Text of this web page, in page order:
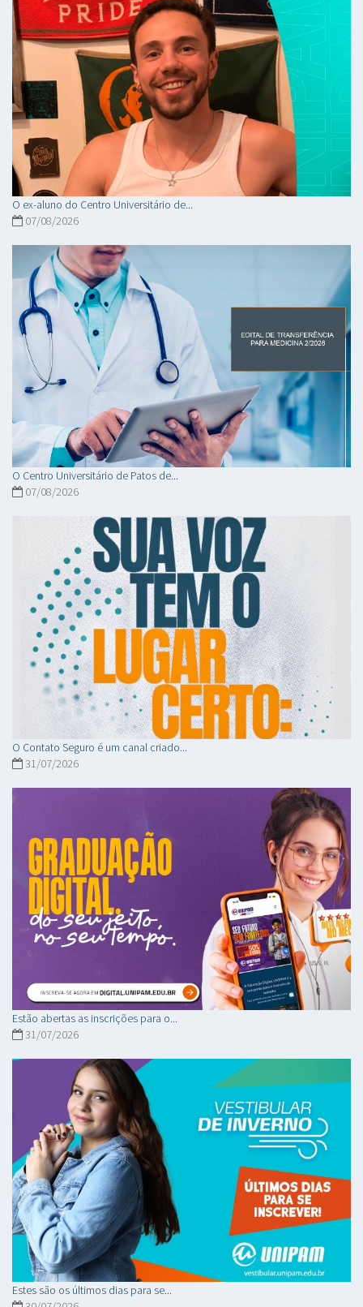
O ex-aluno do Centro Universitário de...
07/08/2026
O Centro Universitário de Patos de...
07/08/2026
O Contato Seguro é um canal criado...
31/07/2026
Estão abertas as inscrições para o...
31/07/2026
Estes são os últimos dias para se...